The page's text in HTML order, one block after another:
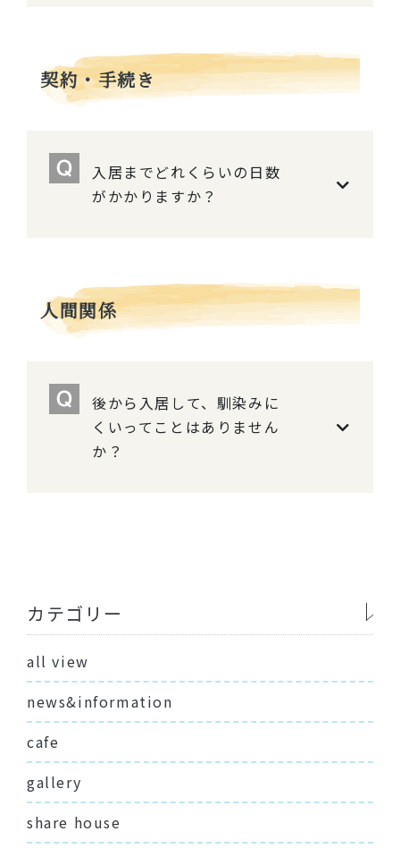
契約・手続き
入居までどれくらいの日数
がかかりますか？
人間関係
後から入居して、馴染みに
くいってことはありません
か？
カテゴリー
all view
news&information
cafe
gallery
share house